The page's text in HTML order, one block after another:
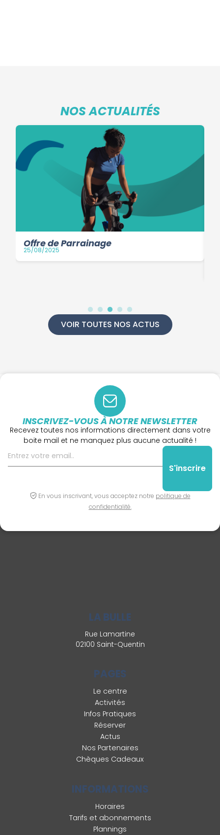
NOS ACTUALITÉS
Offre de Parrainage
25/08/2025
VOIR TOUTES NOS ACTUS
INSCRIVEZ-VOUS À NOTRE NEWSLETTER
Recevez toutes nos informations directement dans votre
boite mail et ne manquez plus aucune actualité !
En vous inscrivant, vous acceptez notre politique de
confidentialité.
LA BULLE
Rue Lamartine
02100 Saint-Quentin
PAGES
Le centre
Activités
Infos Pratiques
Réserver
Actus
Nos Partenaires
Chèques Cadeaux
INFORMATIONS
Horaires
Tarifs et abonnements
Plannings